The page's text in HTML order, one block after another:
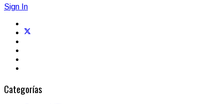
Sign In
Categorías